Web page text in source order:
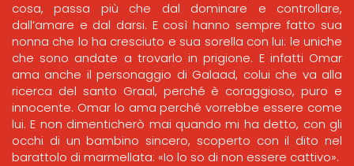
cosa, passa più che dal dominare e controllare,
dall’amare e dal darsi. E così hanno sempre fatto sua
nonna che lo ha cresciuto e sua sorella con lui: le uniche
che sono andate a trovarlo in prigione. E infatti Omar
ama anche il personaggio di Galaad, colui che va alla
ricerca del santo Graal, perché è coraggioso, puro e
innocente. Omar lo ama perché vorrebbe essere come
lui. E non dimenticherò mai quando mi ha detto, con gli
occhi di un bambino sincero, scoperto con il dito nel
barattolo di marmellata: «Io lo so di non essere cattivo».